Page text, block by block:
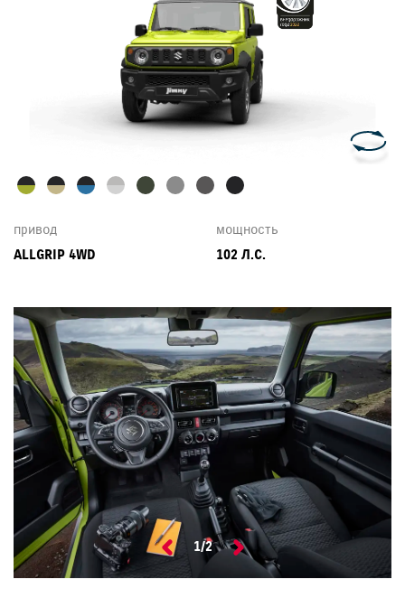
привод
ALLGRIP 4WD
мощность
102 Л.С.
1/2